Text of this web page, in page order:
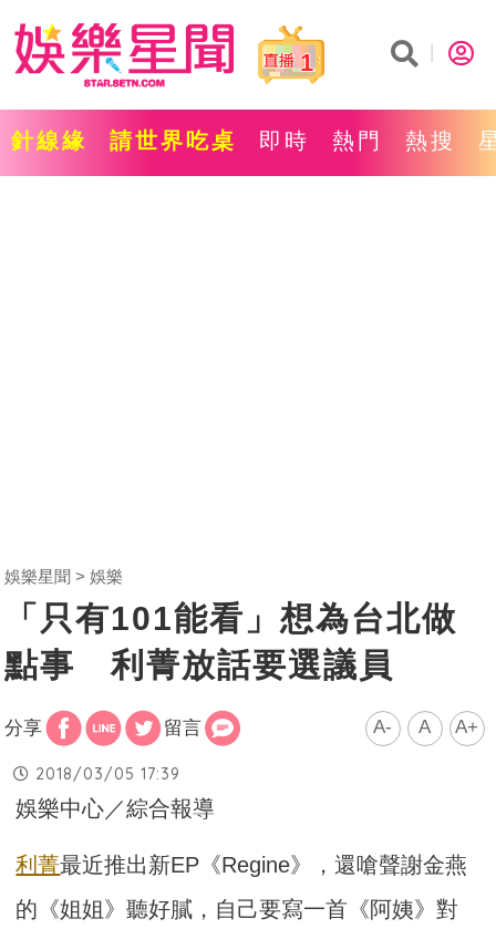
1
針線緣 請世界吃桌 即時 熱門 熱搜
娛樂星聞 娛樂
「只有101能看」想為台北做
點事 利菁放話要選議員
分享 留言 A- A A+
2018/03/05 17:39
娛樂中心／綜合報導
利菁最近推出新EP《Regine》，還嗆聲謝金燕
的《姐姐》聽好膩，自己要寫一首《阿姨》對